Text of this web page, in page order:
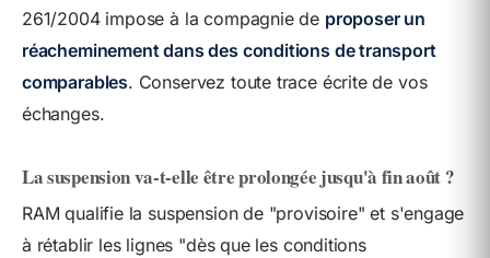
261/2004 impose à la compagnie de proposer un
réacheminement dans des conditions de transport
comparables. Conservez toute trace écrite de vos
échanges.
La suspension va-t-elle être prolongée jusqu'à fin août ?
RAM qualifie la suspension de "provisoire" et s'engage
à rétablir les lignes "dès que les conditions